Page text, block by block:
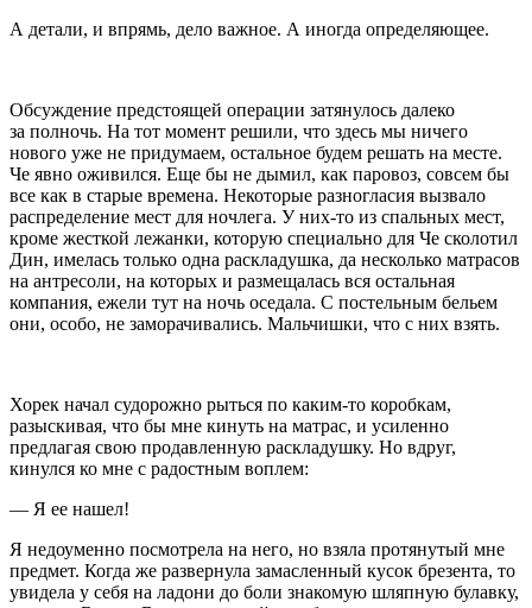
А детали, и впрямь, дело важное. А иногда определяющее.
Обсуждение предстоящей операции затянулось далеко
за полночь. На тот момент решили, что здесь мы ничего
нового уже не придумаем, остальное будем решать на месте.
Че явно оживился. Еще бы не дымил, как паровоз, совсем бы
все как в старые времена. Некоторые разногласия вызвало
распределение мест для ночлега. У них-то из спальных мест,
кроме жесткой лежанки, которую специально для Че сколотил
Дин, имелась только одна раскладушка, да несколько матрасов
на антресоли, на которых и размещалась вся остальная
компания, ежели тут на ночь оседала. С постельным бельем
они, особо, не заморачивались. Мальчишки, что с них взять.
Хорек начал судорожно рыться по каким-то коробкам,
разыскивая, что бы мне кинуть на матрас, и усиленно
предлагая свою продавленную раскладушку. Но вдруг,
кинулся ко мне с радостным воплем:
— Я ее нашел!
Я недоуменно посмотрела на него, но взяла протянутый мне
предмет. Когда же развернула замасленный кусок брезента, то
увидела у себя на ладони до боли знакомую шляпную булавку,